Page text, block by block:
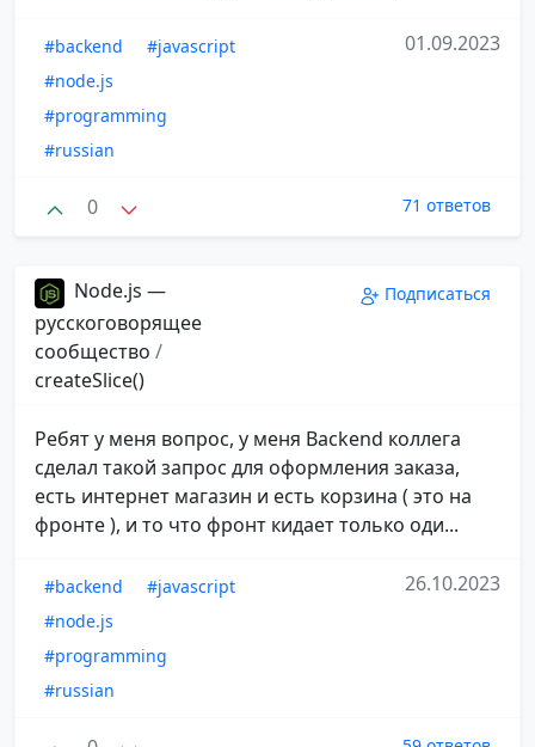
#backend
#javascript
#node.js
#programming
#russian
01.09.2023
0 71 ответов
Node.js —
русскоговорящее
сообщество /
createSlice()
Подписаться
Ребят у меня вопрос, у меня Backend коллега
сделал такой запрос для оформления заказа,
есть интернет магазин и есть корзина ( это на
фронте ), и то что фронт кидает только оди...
#backend
#javascript
#node.js
#programming
#russian
26.10.2023